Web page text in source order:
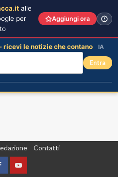
Contatti
Yountube
alle
per
Aggiungi ora
ricevi le notizie che contano IA
Entra